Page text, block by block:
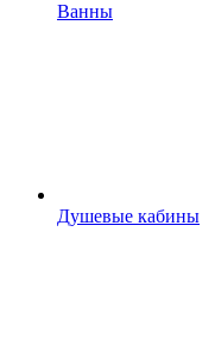
Ванны
Душевые кабины